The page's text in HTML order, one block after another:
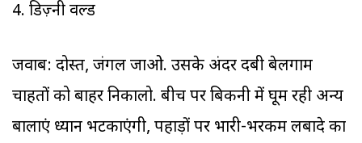
4. डिज़्नी वर्ल्ड
जवाब: दोस्त, जंगल जाओ. उसके अंदर दबी बेलगाम
चाहतों को बाहर निकालो. बीच पर बिकनी में घूम रही अन्य
बालाएं ध्यान भटकाएंगी, पहाड़ों पर भारी-भरकम लबादे का